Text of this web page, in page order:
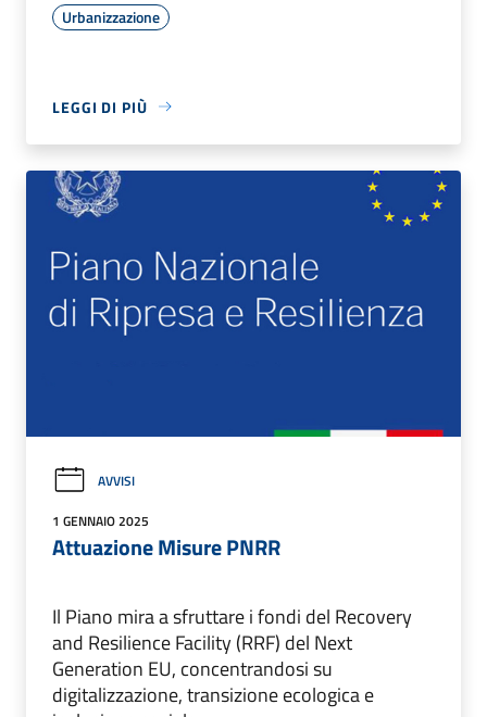
Urbanizzazione
LEGGI DI PIÙ
AVVISI
1 GENNAIO 2025
Attuazione Misure PNRR
Il Piano mira a sfruttare i fondi del Recovery
and Resilience Facility (RRF) del Next
Generation EU, concentrandosi su
digitalizzazione, transizione ecologica e